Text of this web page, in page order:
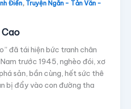
Điển, Truyện Ngắn - Tản Văn -
Cao
đã tái hiện bức tranh chân
trước 1945, nghèo đói, xơ
sản, bần cùng, hết sức thê
bị đẩy vào con đường tha